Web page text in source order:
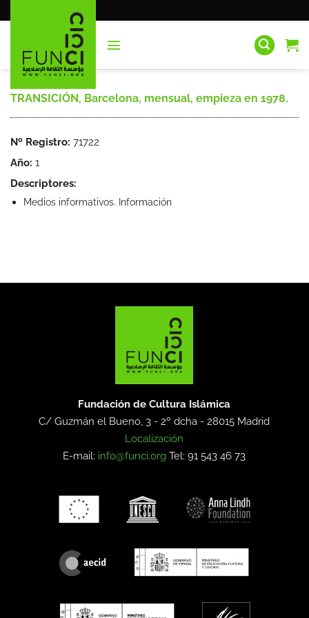
al
TRANSICIÓN, Barcelona, mensual, empieza en 1978.
Nº Registro: 71722
Año: 1
Descriptores:
Medios informativos. Información
Fundación de Cultura Islámica
C/ Guzmán el Bueno, 3 - 2º dcha -28015 Madrid
Localización
E-mail: info@funci.org Tel: 91 543 46 73